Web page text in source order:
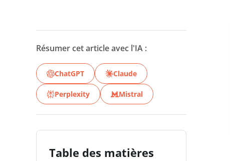
Résumer cet article avec l'IA :
ChatGPT Claude
Perplexity Mistral
Table des matières